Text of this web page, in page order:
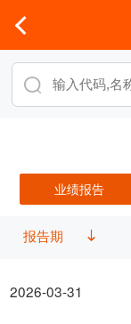
业绩报告
报告期
2026-03-31